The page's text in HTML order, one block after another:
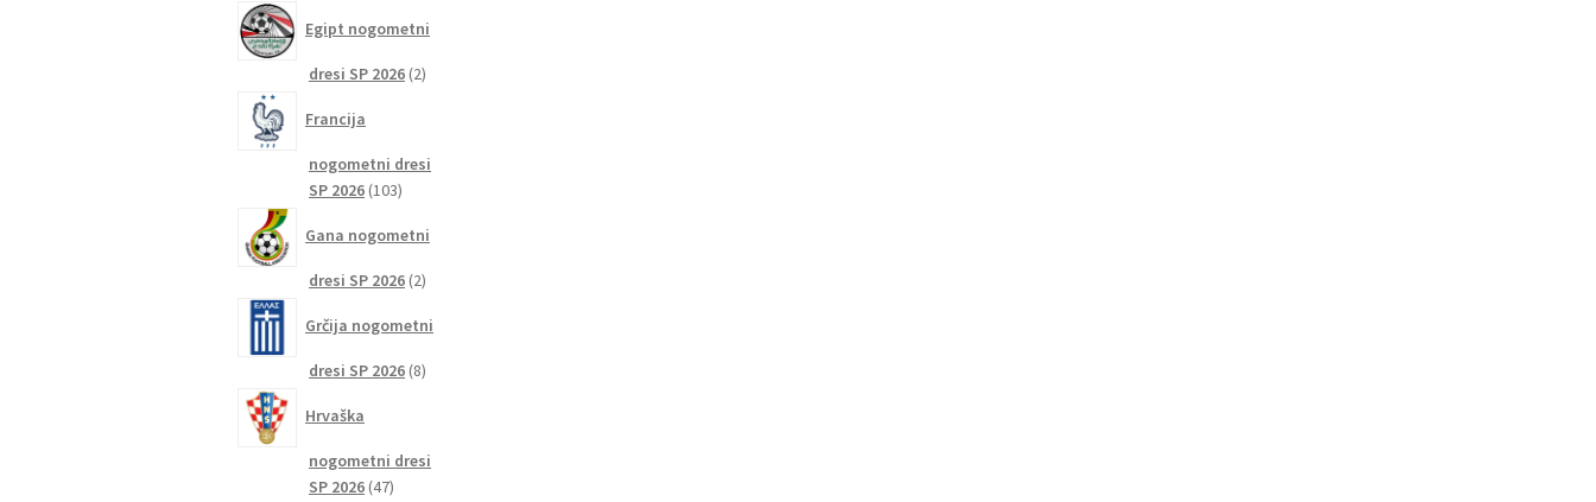
Egipt nogometni
dresi SP 2026 22
Francija
nogometni dresi
SP 2026 103103
Gana nogometni
dresi SP 2026 22
Grčija nogometni
dresi SP 2026 88
Hrvaška
nogometni dresi
SP 2026 4747